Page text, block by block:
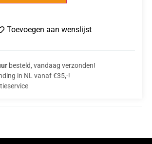
Toevoegen aan wenslijst
besteld, vandaag verzonden!
in NL vanaf €35,-!